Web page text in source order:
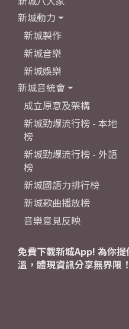
新城動力
新城製作
新城音樂
新城娛樂
新城音統會
成立原意及架構
新城勁爆流行榜 - 本地
榜
新城勁爆流行榜 - 外語
榜
新城國語力排行榜
新城歌曲播放榜
音樂意見反映
免費下載新城App! 為你
溫，體現資訊分享無界限！